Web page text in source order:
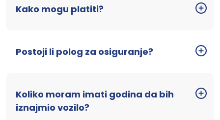
Kako mogu platiti?
Postoji li polog za osiguranje?
Koliko moram imati godina da bih
iznajmio vozilo?